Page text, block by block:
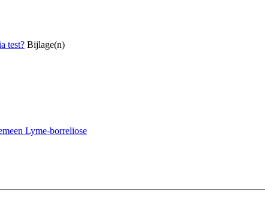
test? Bijlage(n)
Lyme-borreliose